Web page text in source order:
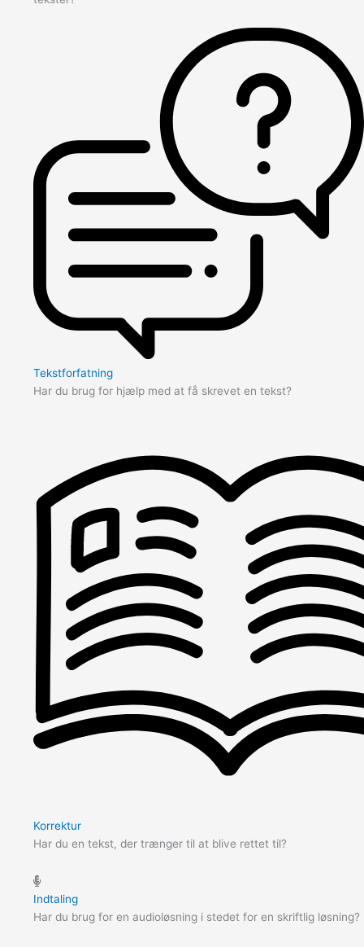
Tekstforfatning
Har du brug for hjælp med at få skrevet en tekst?
Korrektur
Har du en tekst, der trænger til at blive rettet til?
Indtaling
Har du brug for en audioløsning i stedet for en skriftlig løsning?